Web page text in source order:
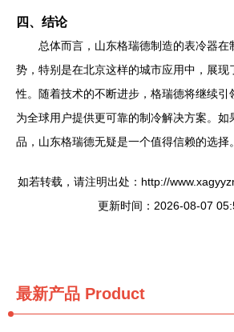
四、结论
总体而言，山东格瑞德制造的表冷器在
势，特别是在北京这样的城市应用中，展现
性。随着技术的不断进步，格瑞德将继续引
为全球用户提供更可靠的制冷解决方案。
品，山东格瑞德无疑是一个值得信赖的选择。
如若转载，请注明出处：http://
更新时间：2026-08-07
最新产品 Product